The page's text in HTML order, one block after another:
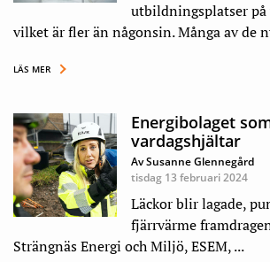
utbildningsplatser på
vilket är fler än någonsin. Många av de
LÄS MER
Energibolaget
vardagshjältar
Av Susanne Glennegård
tisdag 13 februari 2024
Läckor blir lagade,
fjärrvärme
Strängnäs Energi och Miljö, ESEM, ...